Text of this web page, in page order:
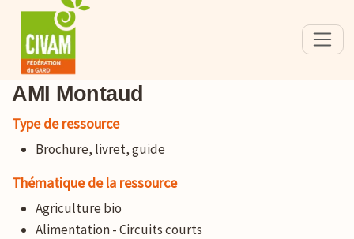
AMI Montaud
Type de ressource
Brochure, livret, guide
Thématique de la ressource
Agriculture bio
Alimentation - Circuits courts